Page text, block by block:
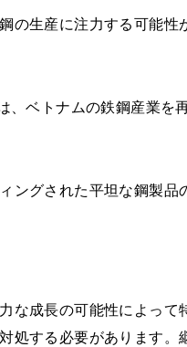
の生産に注力する可能性
ベトナムの鉄鋼産業を
グされた平坦な鋼製品
成長の可能性によっ
する必要があります